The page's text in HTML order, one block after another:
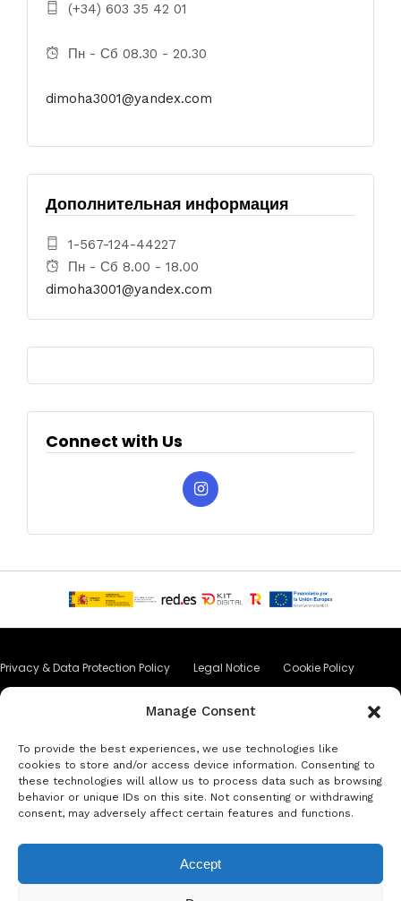
Manage Consent
To provide the best experiences, we use technologies like
cookies to store and/or access device information. Consenting to
these technologies will allow us to process data such as browsing
behavior or unique IDs on this site. Not consenting or withdrawing
consent, may adversely affect certain features and functions.
Accept
(+34) 603 35 42 01
Пн - Сб 08.30 - 20.30
dimoha3001@yandex.com
Дополнительная информация
1-567-124-44227
Пн - Сб 8.00 - 18.00
dimoha3001@yandex.com
Connect with Us
Privacy & Data Protection Policy Legal Notice Cookie Policy
Аренда автомобиля в Барселоне Аренда автомобиля в Коста-Брава
Аренда автомобиля в Л'Эстартит Аренда автомобиля в Жирона
Аренда автомобиля в Ллорет-де-Мар
© Copyright Jacob Formax SL